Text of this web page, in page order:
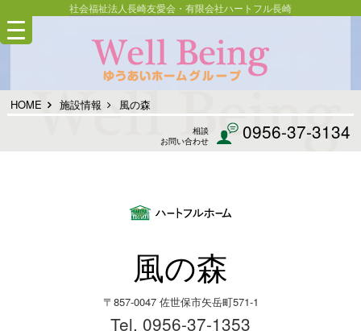
社会福祉法人長崎友愛会・有限会社ハートフル長崎
HOME 施設情報 風の森
相談
お問い合わせ
0956-37-3134
風の森
〒857-0047 佐世保市矢岳町571-1
Tel. 0956-37-1353